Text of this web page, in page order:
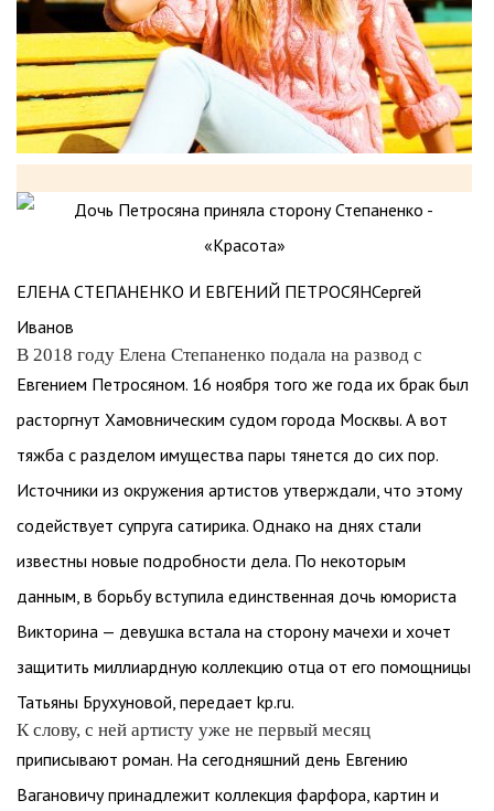
ЕЛЕНА СТЕПАНЕНКО И ЕВГЕНИЙ ПЕТРОСЯНСергей
Иванов
В 2018 году Елена Степаненко подала на развод с
Евгением Петросяном. 16 ноября того же года их брак был
расторгнут Хамовническим судом города Москвы. А вот
тяжба с разделом имущества пары тянется до сих пор.
Источники из окружения артистов утверждали, что этому
содействует супруга сатирика. Однако на днях стали
известны новые подробности дела. По некоторым
данным, в борьбу вступила единственная дочь юмориста
Викторина — девушка встала на сторону мачехи и хочет
защитить миллиардную коллекцию отца от его помощницы
Татьяны Брухуновой, передает kp.ru.
К слову, с ней артисту уже не первый месяц
приписывают роман. На сегодняшний день Евгению
Вагановичу принадлежит коллекция фарфора, картин и